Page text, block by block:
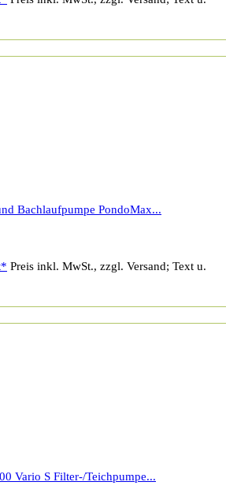
Bachlaufpumpe PondoMax...
Preis inkl. MwSt., zzgl. Versand; Text u.
Vario S Filter-/Teichpumpe...